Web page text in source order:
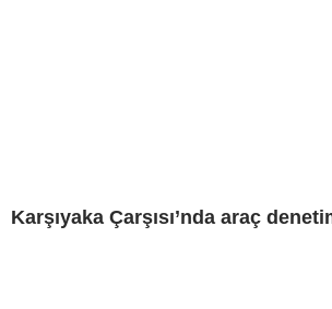
Karşıyaka Çarşısı’nda araç